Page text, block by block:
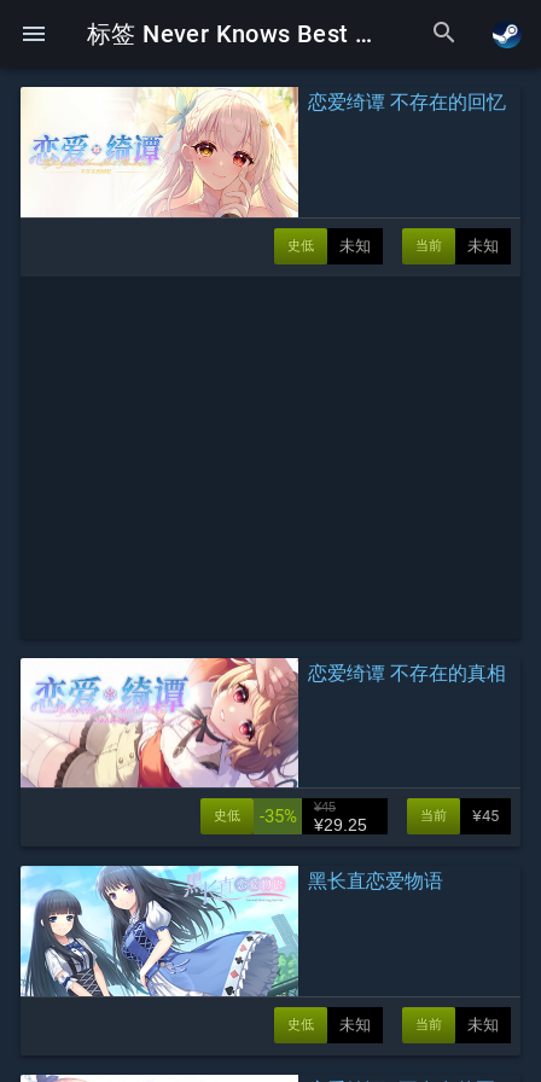
menu 标签 Never Knows Best 下的Galgame search
恋爱绮谭 不存在的回忆
未知
当前
未知
史低
恋爱绮谭 不存在的真相
¥45
当前
-35% ¥45
¥29.25
史低
黑长直恋爱物语
未知
当前
未知
史低